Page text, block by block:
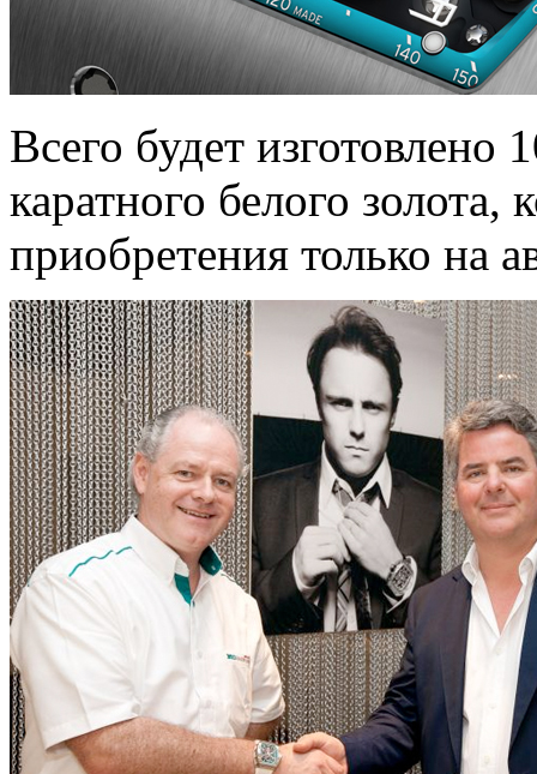
Всего будет изготовлено
каратного белого
приобретения только на